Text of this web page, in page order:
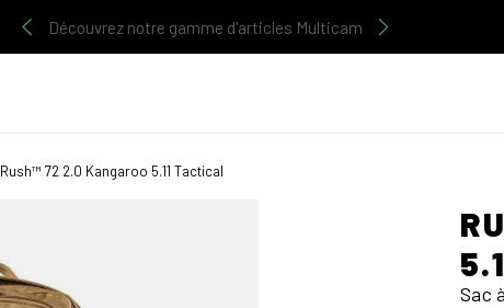
Découvrez notre gamme d'articles Multicam
Rush™ 72 2.0 Kangaroo 5.11 Tactical
Sac